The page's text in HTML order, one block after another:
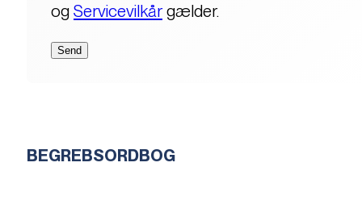
og Servicevilkårgælder.
BEGREBSORDBOG